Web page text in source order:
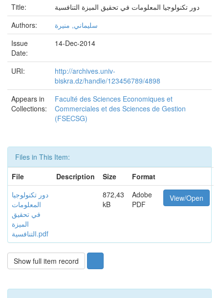
Title:
دور تكنولوجيا المعلومات في تحقيق الميزة التنافسية
Authors:
سليماني, منيرة
Issue
Date:
14-Dec-2014
URI:
http://archives.univ-
biskra.dz/handle/123456789/4898
Appears in
Collections:
Faculté des Sciences Economiques et
Commerciales et des Sciences de Gestion
(FSECSG)
Files in This Item:
File
Description Size
Format
دور تكنولوجيا
المعلومات
في تحقيق
الميزة
التنافسية.pdf
872,43
kB
Adobe
PDF
View/Open
Show full item record